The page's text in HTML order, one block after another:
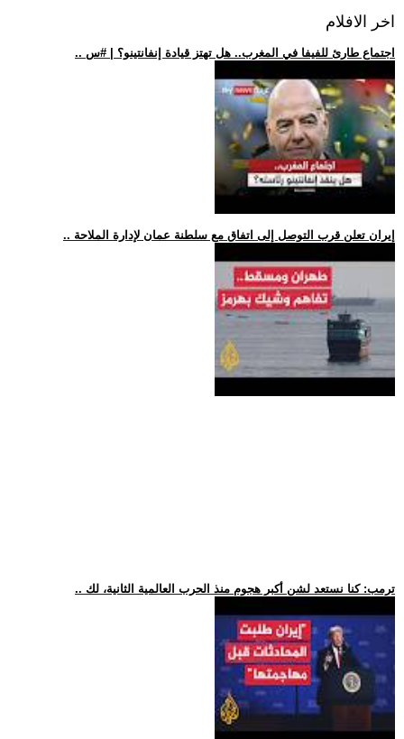
اخر الافلام
.. اجتماع طارئ للفيفا في المغرب.. هل تهتز قيادة إنفانتينو؟ | #س
.. إيران تعلن قرب التوصل إلى اتفاق مع سلطنة عمان لإدارة الملاحة
.. ترمب: كنا نستعد لشن أكبر هجوم منذ الحرب العالمية الثانية، لك